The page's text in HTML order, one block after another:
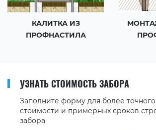
КАЛИТКА ИЗ
ПРОФНАСТИЛА
УЗНАТЬ СТОИМОСТЬ ЗАБОРА
Заполните форму для более точного
стоимости и примерных сроков
забора